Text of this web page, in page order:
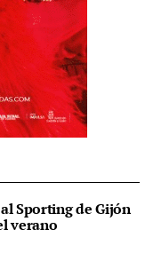
Sporting de Gijón
verano